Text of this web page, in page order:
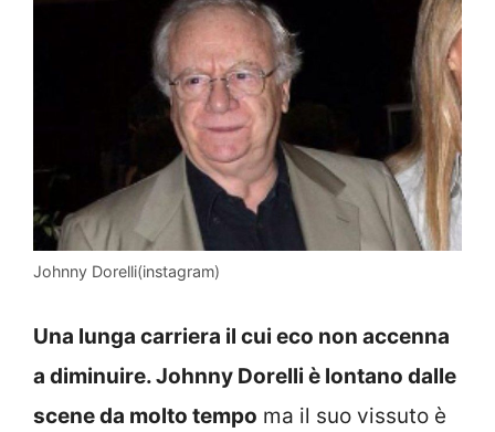
Johnny Dorelli(instagram)
Una lunga carriera il cui eco non accenna
a diminuire. Johnny Dorelli è lontano dalle
scene da molto tempo ma il suo vissuto è